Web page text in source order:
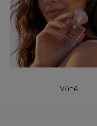
Vůně